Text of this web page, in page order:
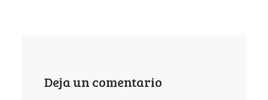
Deja un comentario